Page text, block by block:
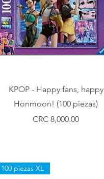
Vista rápida
KPOP - Happy fans, happy
Honmoon! (100 piezas)
Precio
CRC 8,000.00
100 piezas XL